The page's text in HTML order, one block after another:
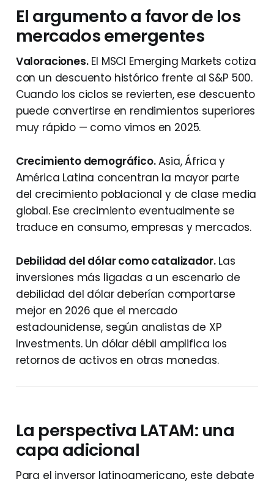
El argumento a favor de los
mercados emergentes
Valoraciones.El MSCI Emerging Markets cotiza
con un descuento histórico frente al S&P 500.
Cuando los ciclos se revierten, ese descuento
puede convertirse en rendimientos superiores
muy rápido — como vimos en 2025.
Crecimiento demográfico.Asia, África y
América Latina concentran la mayor parte
del crecimiento poblacional y de clase media
global. Ese crecimiento eventualmente se
traduce en consumo, empresas y mercados.
Debilidad del dólar como catalizador.Las
inversiones más ligadas a un escenario de
debilidad del dólar deberían comportarse
mejor en 2026 que el mercado
estadounidense, según analistas de XP
Investments. Un dólar débil amplifica los
retornos de activos en otras monedas.
La perspectiva LATAM: una
capa adicional
Para el inversor latinoamericano, este debate